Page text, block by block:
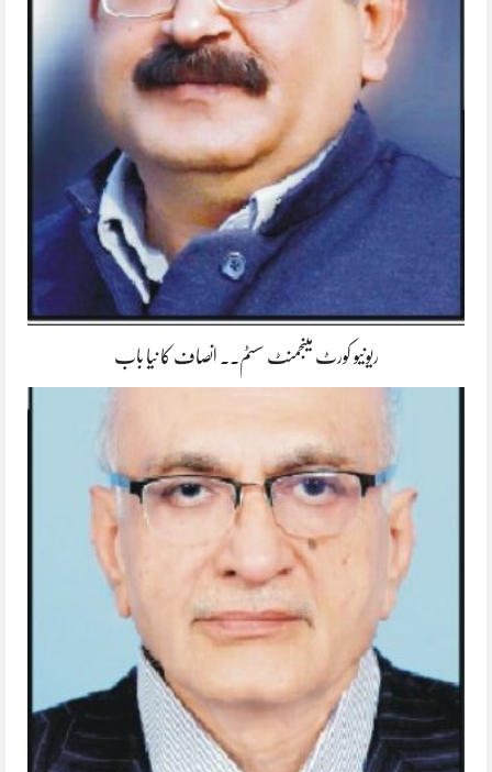
ریونیو کورٹ مینجمنٹ سسٹم۔۔ انصاف کا نیا باب